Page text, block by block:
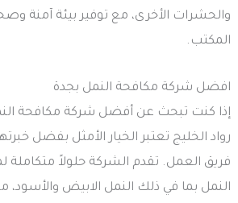
والحشرات الأخرى، مع توفير بيئة آمنة
المكتب.
افضل شركة مكافحة النمل بجدة
إذا كنت تبحث عن أفضل شركة مكافحة
رواد الخليج تعتبر الخيار الأمثل بفضل
فريق العمل. تقدم الشركة حلولاً متكاملة
النمل بما في ذلك النمل الابيض